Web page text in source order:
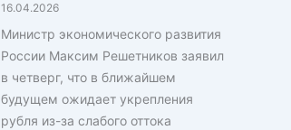
16.04.2026
Министр экономического развития
России Максим Решетников заявил
в четверг, что в ближайшем
будущем ожидает укрепления
рубля из-за слабого оттока